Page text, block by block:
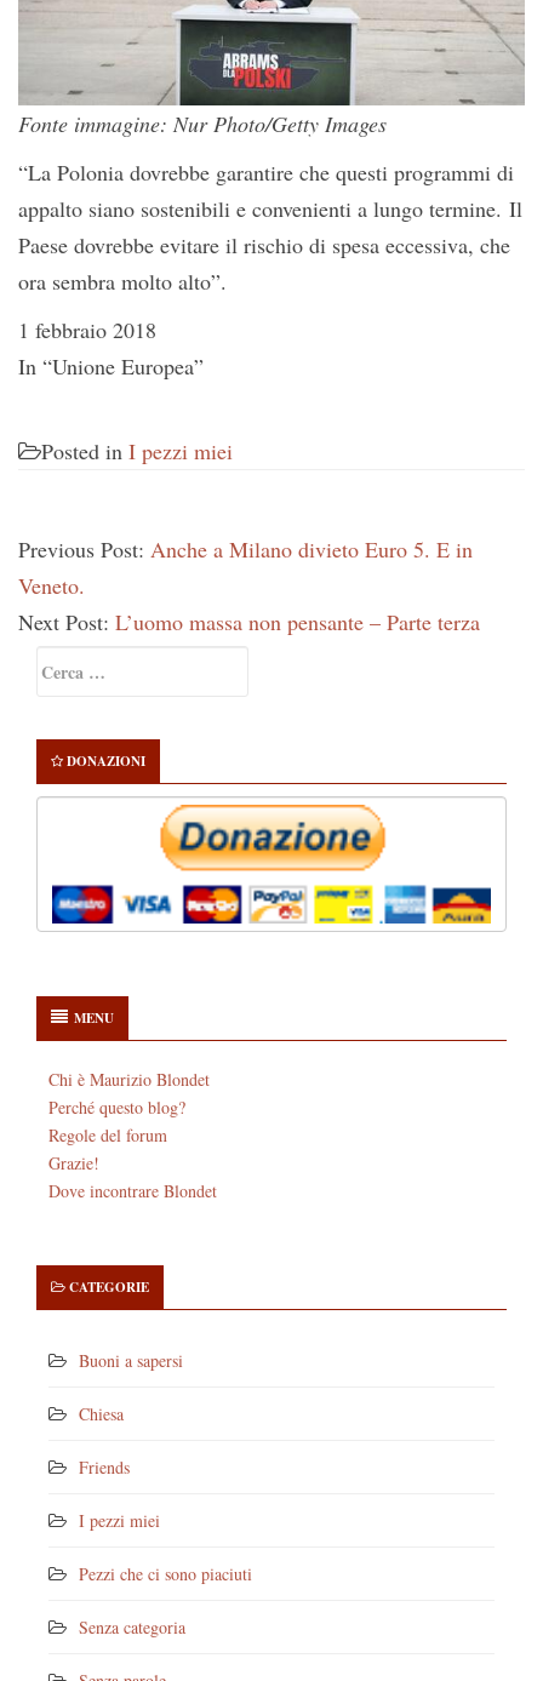
Fonte immagine: Nur Photo/Getty Images
“La Polonia dovrebbe garantire che questi programmi di
appalto siano sostenibili e convenienti a lungo termine. Il
Paese dovrebbe evitare il rischio di spesa eccessiva, che
ora sembra molto alto”.
1 febbraio 2018
In “Unione Europea”
Posted in I pezzi miei
Previous Post: Anche a Milano divieto Euro 5. E in
Veneto.
Next Post: L’uomo massa non pensante – Parte terza
Sidebar
per:
DONAZIONI
MENU
Chi è Maurizio Blondet
Perché questo blog?
Regole del forum
Grazie!
Dove incontrare Blondet
CATEGORIE
Buoni a sapersi
Chiesa
Friends
I pezzi miei
Pezzi che ci sono piaciuti
Senza categoria